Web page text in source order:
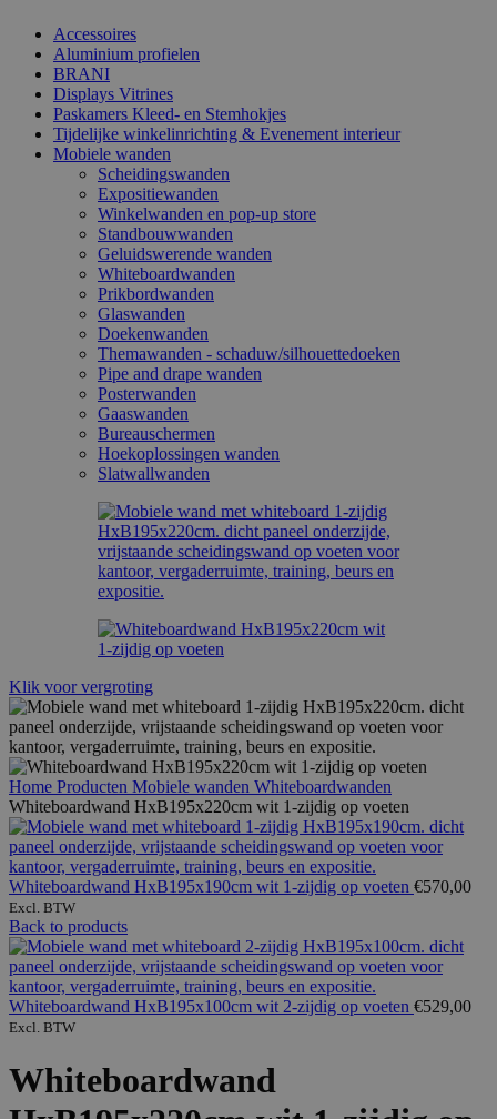
Accessoires
Aluminium profielen
BRANI
Displays Vitrines
Paskamers Kleed- en Stemhokjes
Tijdelijke winkelinrichting & Evenement interieur
Mobiele wanden
Scheidingswanden
Expositiewanden
Winkelwanden en pop-up store
Standbouwwanden
Geluidswerende wanden
Whiteboardwanden
Prikbordwanden
Glaswanden
Doekenwanden
Themawanden - schaduw/silhouettedoeken
Pipe and drape wanden
Posterwanden
Gaaswanden
Bureauschermen
Hoekoplossingen wanden
Slatwallwanden
Klik voor vergroting
Home Producten Mobiele wanden Whiteboardwanden
Whiteboardwand HxB195x220cm wit 1-zijdig op voeten
Whiteboardwand HxB195x190cm wit 1-zijdig op voeten €570,00
Excl. BTW
Back to products
Whiteboardwand HxB195x100cm wit 2-zijdig op voeten €529,00
Excl. BTW
Whiteboardwand